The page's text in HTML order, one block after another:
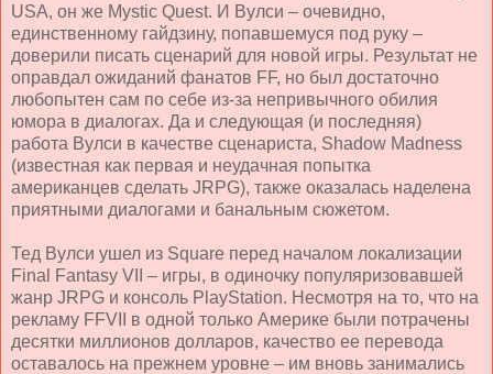
USA, он же Mystic Quest. И Вулси – очевидно,
единственному гайдзину, попавшемуся под руку –
доверили писать сценарий для новой игры. Результат не
оправдал ожиданий фанатов FF, но был достаточно
любопытен сам по себе из-за непривычного обилия
юмора в диалогах. Да и следующая (и последняя)
работа Вулси в качестве сценариста, Shadow Madness
(известная как первая и неудачная попытка
американцев сделать JRPG), также оказалась наделена
приятными диалогами и банальным сюжетом.
Тед Вулси ушел из Square перед началом локализации
Final Fantasy VII – игры, в одиночку популяризовавшей
жанр JRPG и консоль PlayStation. Несмотря на то, что на
рекламу FFVII в одной только Америке были потрачены
десятки миллионов долларов, качество ее перевода
оставалось на прежнем уровне – им вновь занимались